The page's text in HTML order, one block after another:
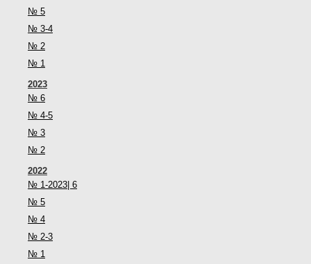
№ 5
№ 3-4
№ 2
№ 1
2023
№ 6
№ 4-5
№ 3
№ 2
2022
№ 1-2023| 6
№ 5
№ 4
№ 2-3
№ 1